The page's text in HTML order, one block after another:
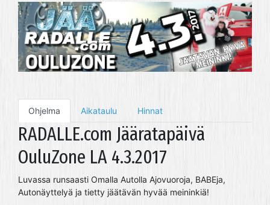
Ohjelma Aikataulu Hinnat
RADALLE.com Jääratapäivä
OuluZone LA 4.3.2017
Luvassa runsaasti Omalla Autolla Ajovuoroja, BABEja,
Autonäyttelyä ja tietty jäätävän hyvää meininkiä!